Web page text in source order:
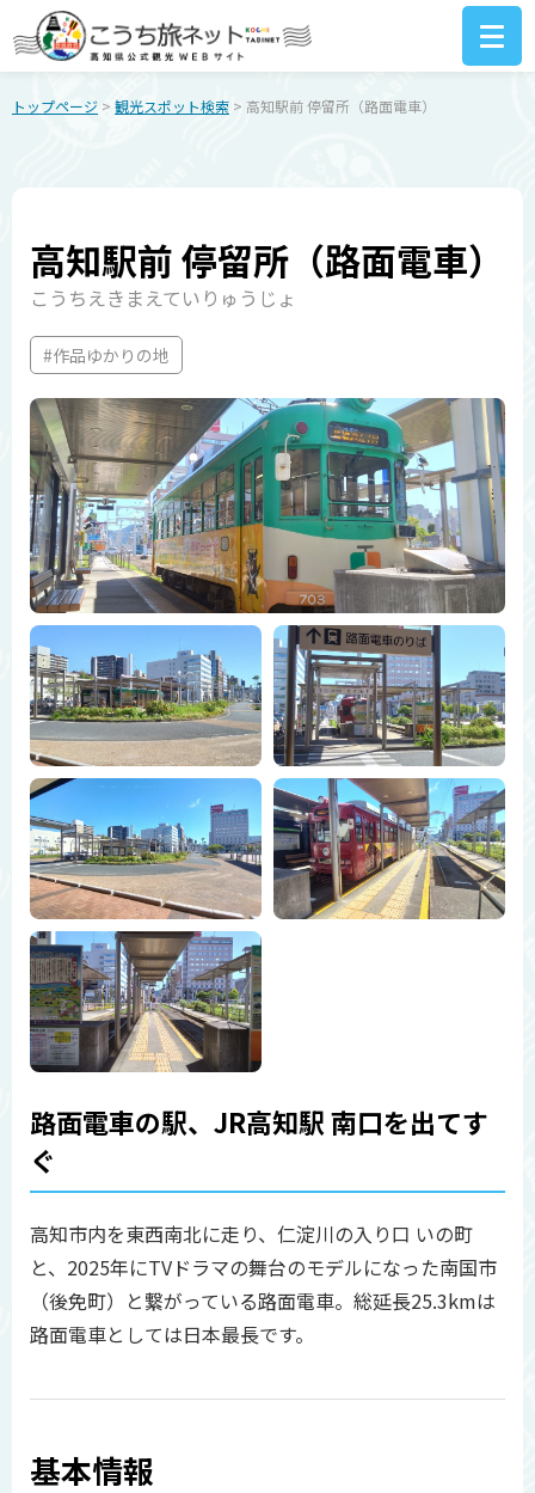
トップページ > 観光スポット検索 > 高知駅前 停留所（路面電車）
高知駅前 停留所（路面電車）
こうちえきまえていりゅうじょ
#作品ゆかりの地
路面電車の駅、JR高知駅 南口を出てす
ぐ
高知市内を東西南北に走り、仁淀川の入り口 いの町
と、2025年にTVドラマの舞台のモデルになった南国市
（後免町）と繋がっている路面電車。総延長25.3kmは
路面電車としては日本最長です。
基本情報